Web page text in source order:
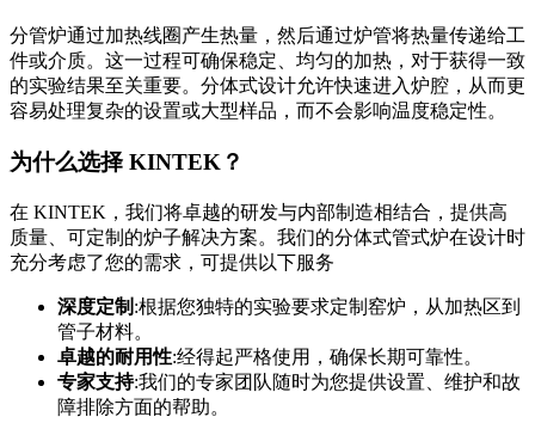
分管炉通过加热线圈产生热量，然后通过炉管将热量传递给工
件或介质。这一过程可确保稳定、均匀的加热，对于获得一致
的实验结果至关重要。分体式设计允许快速进入炉腔，从而更
容易处理复杂的设置或大型样品，而不会影响温度稳定性。
为什么选择 KINTEK？
在 KINTEK，我们将卓越的研发与内部制造相结合，提供高
质量、可定制的炉子解决方案。我们的分体式管式炉在设计时
充分考虑了您的需求，可提供以下服务
深度定制 :根据您独特的实验要求定制窑炉，从加热区到
管子材料。
卓越的耐用性:经得起严格使用，确保长期可靠性。
专家支持:我们的专家团队随时为您提供设置、维护和故
障排除方面的帮助。